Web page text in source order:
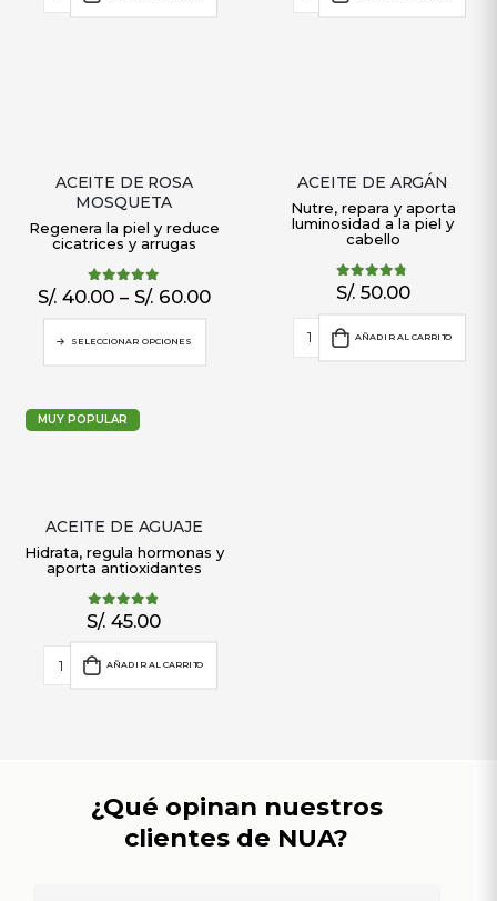
ACEITE DE ROSA
MOSQUETA
Regenera la piel y reduce
cicatrices y arrugas
4.83 out of 5
S/.40.00– S/.60.00
SELECCIONAR OPCIONES
ACEITE DE ARGÁN
Nutre, repara y aporta
luminosidad a la piel y
cabello
4.71out of 5
S/.50.00
AÑADIR AL CARRITO
MUY POPULAR
ACEITE DE AGUAJE
Hidrata, regula hormonas y
aporta antioxidantes
4.75 out of 5
S/. 45.00
AÑADIR AL CARRITO
¿Qué opinan nuestros
clientes de NUA?